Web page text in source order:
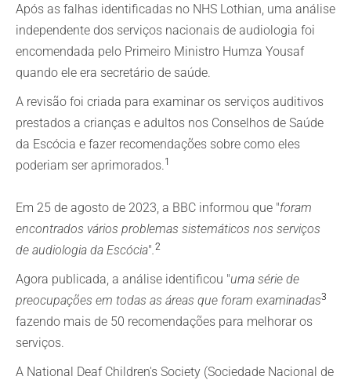
Após as falhas identificadas no NHS Lothian, uma análise
independente dos serviços nacionais de audiologia foi
encomendada pelo Primeiro Ministro Humza Yousaf
quando ele era secretário de saúde.
A revisão foi criada para examinar os serviços auditivos
prestados a crianças e adultos nos Conselhos de Saúde
da Escócia e fazer recomendações sobre como eles
poderiam ser aprimorados. 1
Em 25 de agosto de 2023, a BBC informou que "foram
encontrados vários problemas sistemáticos nos serviços
de audiologia da Escócia" 2
Agora publicada, a análise identificou "uma série de
preocupações em todas as áreas que foram examinadas3
fazendo mais de 50 recomendações para melhorar os
serviços.
A National Deaf Children's Society (Sociedade Nacional de